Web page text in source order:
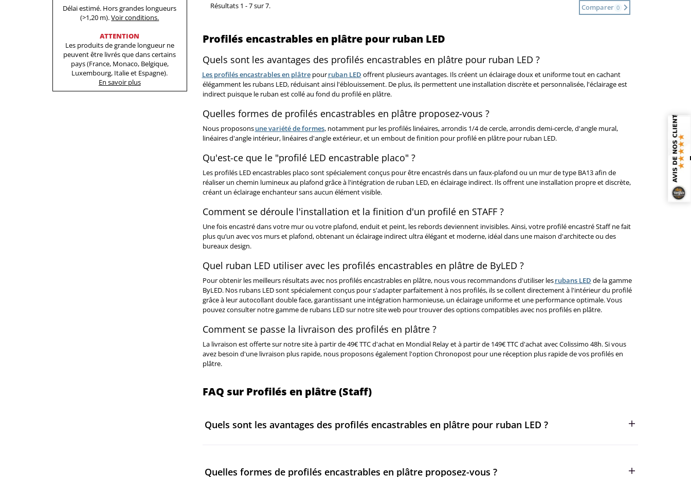
Délai estimé. Hors grandes longueurs
(>1,20 m).Voir conditions.
ATTENTION
Les produits de grande longueur ne
peuvent être livrés que dans certains
pays (France, Monaco, Belgique,
Luxembourg, Italie et Espagne).
En savoir plus
Comparer 0
Résultats 1 - 7 sur 7.
Profilés encastrables en plâtre pour ruban LED
Quels sont les avantages des profilés encastrables en plâtre pour ruban LED ?
Les profilés encastrables en plâtrepourruban LED offrent plusieurs avantages. Ils créent un éclairage doux et uniforme tout en cachant
élégamment les rubans LED, réduisant ainsi l'éblouissement. De plus, ils permettent une installation discrète et personnalisée, l'éclairage est
indirect puisque le ruban est collé au fond du profilé en plâtre.
Quelles formes de profilés encastrables en plâtre proposez-vous ?
Nous proposonsune variété de formes, notamment pur les profilés linéaires, arrondis 1/4 de cercle, arrondis demi-cercle, d'angle mural,
linéaires d'angle intérieur, linéaires d'angle extérieur, et un embout de finition pour profilé en plâtre pour ruban LED.
Qu'est-ce que le "profilé LED encastrable placo" ?
Les profilés LED encastrables placo sont spécialement conçus pour être encastrés dans un faux-plafond ou un mur de type BA13 afin de
réaliser un chemin lumineux au plafond grâce à l'intégration de ruban LED, en éclairage indirect. Ils offrent une installation propre et discrète,
créant un éclairage enchanteur sans aucun élément visible.
Comment se déroule l'installation et la finition d'un profilé en STAFF ?
Une fois encastré dans votre mur ou votre plafond, enduit et peint, les rebords deviennent invisibles. Ainsi, votre profilé encastré Staff ne fait
plus qu’un avec vos murs et plafond, obtenant un éclairage indirect ultra élégant et moderne, idéal dans une maison d'architecte ou des
bureaux design.
Quel ruban LED utiliser avec les profilés encastrables en plâtre de ByLED ?
Pour obtenir les meilleurs résultats avec nos profilés encastrables en plâtre, nous vous recommandons d'utiliser lesrubans LED de la gamme
ByLED. Nos rubans LED sont spécialement conçus pour s'adapter parfaitement à nos profilés, ils se collent directement à l'intérieur du profilé
grâce à leur autocollant double face, garantissant une intégration harmonieuse, un éclairage uniforme et une performance optimale. Vous
pouvez consulter notre gamme de rubans LED sur notre site web pour trouver des options compatibles avec nos profilés en plâtre.
Comment se passe la livraison des profilés en plâtre ?
La livraison est offerte sur notre site à partir de 49€ TTC d'achat en Mondial Relay et à partir de 149€ TTC d'achat avec Colissimo 48h. Si vous
avez besoin d'une livraison plus rapide, nous proposons également l'option Chronopost pour une réception plus rapide de vos profilés en
plâtre.
FAQ sur Profilés en plâtre (Staff)
Quels sont les avantages des profilés encastrables en plâtre pour ruban LED ?
Quelles formes de profilés encastrables en plâtre proposez-vous ?